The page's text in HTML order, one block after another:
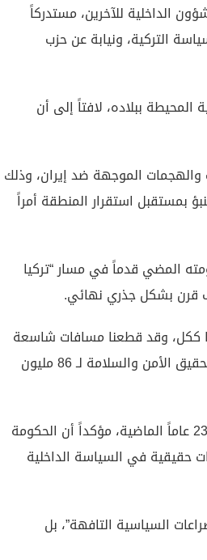
الداخلية للآخرين، مستدركاً
التركية، ونيابة عن حزب
ببلاده، لافتاً إلى أن
والهجمات الموجهة ضد إيران، وذلك
بمستقبل استقرار المنطقة أمراً
المضي قدماً في مسار “تركيا
قرن بشكل جذري نهائي.
ككل، وقد قطعنا مسافات شاسعة
في طريقنا نحو هذا الهدف، وسنواصل زيادة وتيرة عملنا، فكل همنا هو تحقيق الأمن والسلامة لـ 86 مليون
واختتم الرئيس التركي كلمته باستعراض الإنجازات التي تحققت على مدار 23 عاماً الماضية، مؤكداً أن الحكومة
حقيقية في السياسة الداخلية
السياسية التافهة”، بل